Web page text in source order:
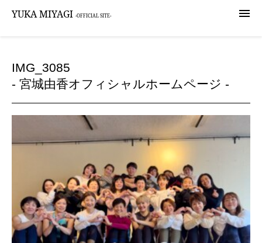

YUKA MIYAGI -OFFICIAL SITE-
IMG_3085
- 宮城由香オフィシャルホームページ -